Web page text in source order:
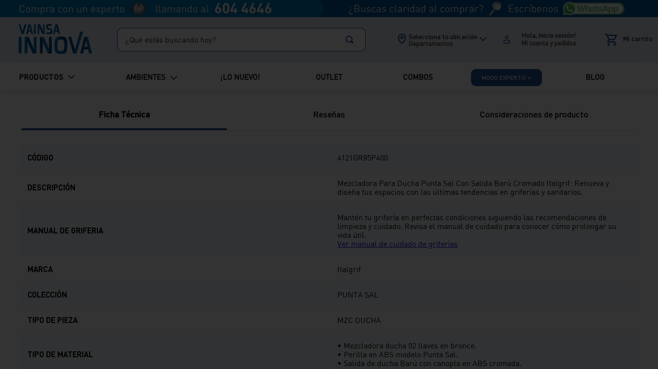
¿Qué estás buscando hoy? Selecciona tu ubicación
Departamentos
Hola, inicia sesión!
PRODUCTOS AMBIENTES ¡LO NUEVO! OUTLET COMBOS MODO EXPERTO ⭐ BLOG
Envío Express
Realiza tu pedido
antes de las 11 a.m. y
recíbelo HOY.
Retiro en tienda
Recoge tu pedido
gratis en tienda.
Envío Regular
para realizar tus cambios y devoluciones.
Términos y condiciones
01) 604 4646
Ficha Técnica Reseñas Consideraciones de producto
CÓDIGO 4121GR85P400
DESCRIPCIÓN
Mezcladora Para Ducha Punta Sal Con Salida Barú Cromado Italgrif: Renueva y
diseña tus espacios con las últimas tendencias en griferías y sanitarios.
MANUAL DE GRIFERIA
Mantén tu grifería en perfectas condiciones siguiendo las recomendaciones de
limpieza y cuidado. Revisa el manual de cuidado para conocer cómo prolongar su
vida útil.
Ver manual de cuidado de griferías
MARCA Italgrif
COLECCIÓN PUNTA SAL
TIPO DE PIEZA MZC DUCHA
TIPO DE MATERIAL
• Mezcladora ducha 02 llaves en bronce.
• Perilla en ABS modelo Punta Sal.
• Salida de ducha Barú con canopla en ABS cromada.